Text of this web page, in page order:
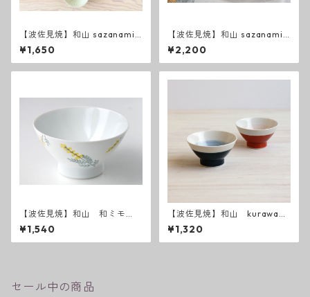
【波佐見焼】和山 sazanami
飯碗
¥1,650
【波佐見焼】和山 sazanami
平碗
¥2,200
【波佐見焼】和山 和ミモ
ザ お茶碗
¥1,540
【波佐見焼】和山 kurawank
a碗 半青・半赤
¥1,320
セール中の商品